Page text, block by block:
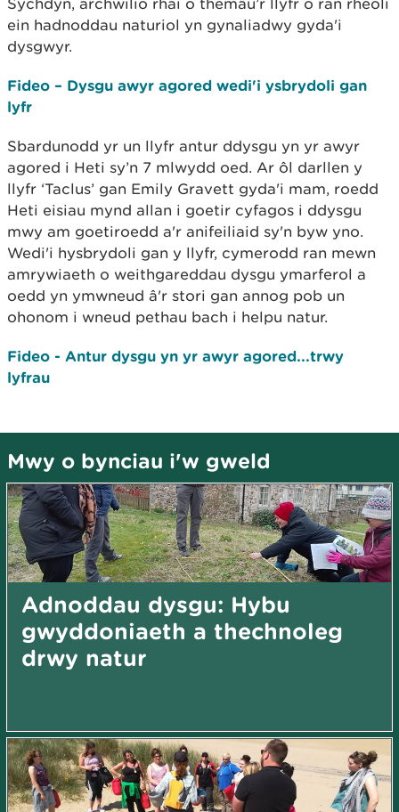
Sychdyn, archwilio rhai o themâu’r llyfr o ran rheoli
ein hadnoddau naturiol yn gynaliadwy gyda'i
dysgwyr.
Fideo – Dysgu awyr agored wedi'i ysbrydoli gan
lyfr
Sbardunodd yr un llyfr antur ddysgu yn yr awyr
agored i Heti sy’n 7 mlwydd oed. Ar ôl darllen y
llyfr ‘Taclus’ gan Emily Gravett gyda'i mam, roedd
Heti eisiau mynd allan i goetir cyfagos i ddysgu
mwy am goetiroedd a'r anifeiliaid sy'n byw yno.
Wedi'i hysbrydoli gan y llyfr, cymerodd ran mewn
amrywiaeth o weithgareddau dysgu ymarferol a
oedd yn ymwneud â'r stori gan annog pob un
ohonom i wneud pethau bach i helpu natur.
Fideo - Antur dysgu yn yr awyr agored...trwy
lyfrau
Mwy o bynciau i'w gweld
Adnoddau dysgu: Hybu
gwyddoniaeth a thechnoleg
drwy natur